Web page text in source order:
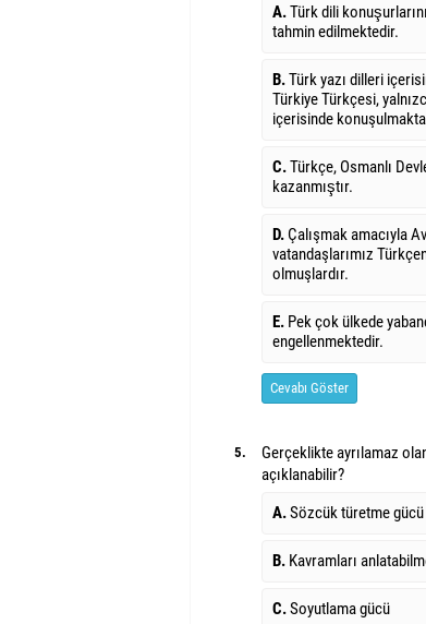
A.Türk dili
tahmin edilmektedir.
B.Türk yazı dilleri
Türkiye Türkçesi,
içerisinde
C.Türkçe, Osmanlı
kazanmıştır.
D.Çalışmak amacıyla
vatandaşlarımız
olmuşlardır.
E. Pek çok ülkede
engellenmektedir.
Cevabı Göster
5.
Gerçeklikte ayrılamaz
açıklanabilir?
A.Sözcük türetme gücü
B. Kavramları
C.Soyutlama gücü